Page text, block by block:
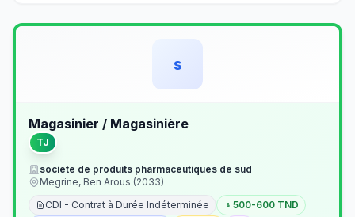
s
Magasinier / Magasinière
TJ
societe de produits pharmaceutiques de sud
Megrine, Ben Arous (2033)
CDI - Contrat à Durée Indéterminée
500-600 TND